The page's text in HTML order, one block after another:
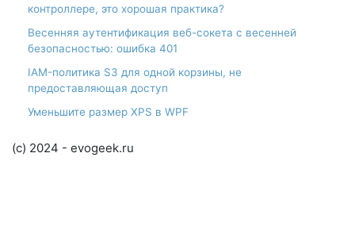
контроллере, это хорошая практика?
Весенняя аутентификация веб-сокета с весенней
безопасностью: ошибка 401
IAM-политика S3 для одной корзины, не
предоставляющая доступ
Уменьшите размер XPS в WPF
(c) 2024 - evogeek.ru